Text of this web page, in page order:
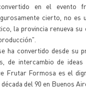
en el evento
cierto, no es
la provincia renueva
ha convertido desde su
de intercambio de
Frutar Formosa es el
del 90 en Buenos